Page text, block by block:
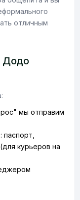
отличным
Додо
мы отправим
курьеров на